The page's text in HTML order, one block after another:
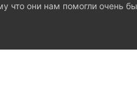
они нам помогли очень